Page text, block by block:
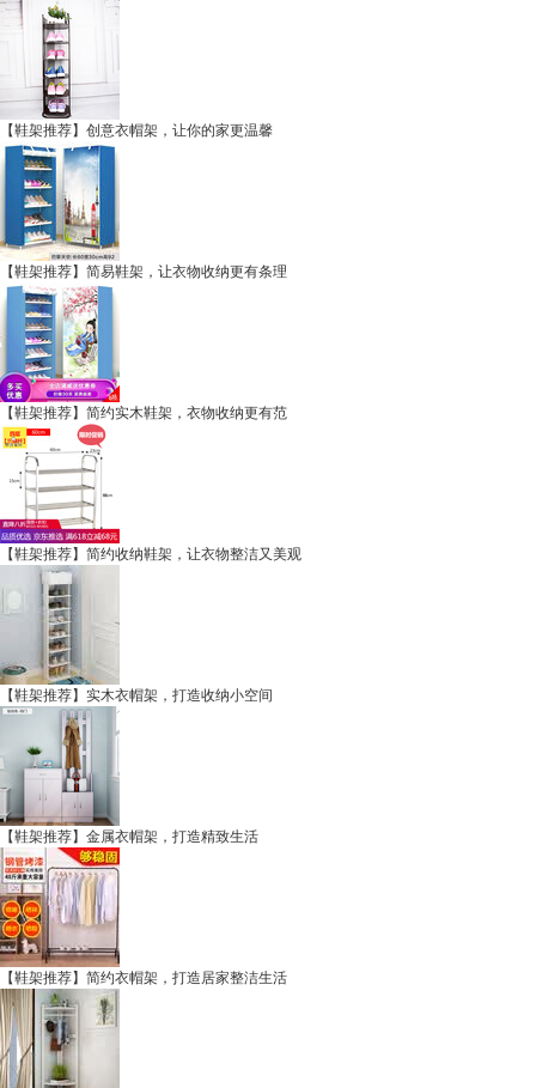
【鞋架推荐】创意衣帽架，让你的家更温馨
【鞋架推荐】简易鞋架，让衣物收纳更有条理
【鞋架推荐】简约实木鞋架，衣物收纳更有范
【鞋架推荐】简约收纳鞋架，让衣物整洁又美观
【鞋架推荐】实木衣帽架，打造收纳小空间
【鞋架推荐】金属衣帽架，打造精致生活
【鞋架推荐】简约衣帽架，打造居家整洁生活